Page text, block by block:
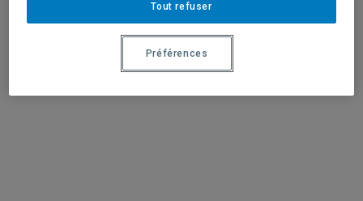
Tout refuser
Préférences